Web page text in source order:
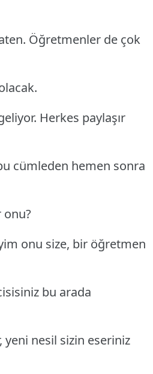
Öğretmenler de çok
Herkes paylaşır
cümleden hemen sonra
onu?
onu size, bir öğretmen
bu arada
yeni nesil sizin eseriniz